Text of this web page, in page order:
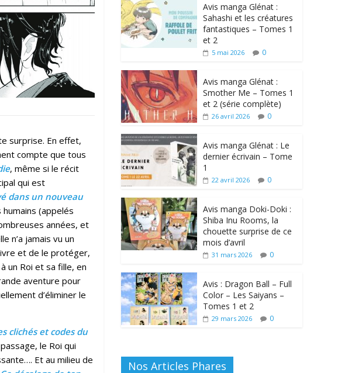
surprise. En effet,
compte que tous
, même si le récit
qui est
dans un nouveau
(appelés
années, et
n’a jamais vu un
et de le protéger,
un Roi et sa fille, en
aventure pour
d’éliminer le
clichés et codes du
le Roi qui
Et au milieu de
Avis manga Glénat :
Sahashi et les créatures
fantastiques – Tomes 1
et 2
5 mai 2026 0
Avis manga Glénat :
Smother Me – Tomes 1
et 2 (série complète)
26 avril 2026 0
Avis manga Glénat : Le
dernier écrivain – Tome
1
22 avril 2026 0
Avis manga Doki-Doki :
Shiba Inu Rooms, la
chouette surprise de ce
mois d’avril
31 mars 2026 0
Avis : Dragon Ball – Full
Color – Les Saiyans –
Tomes 1 et 2
29 mars 2026 0
Nos Articles Phares